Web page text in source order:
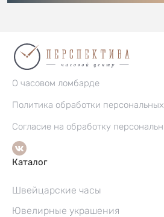
О часовом ломбарде
Политика обработки
Согласие на обработку
Каталог
Швейцарские часы
Ювелирные украшения